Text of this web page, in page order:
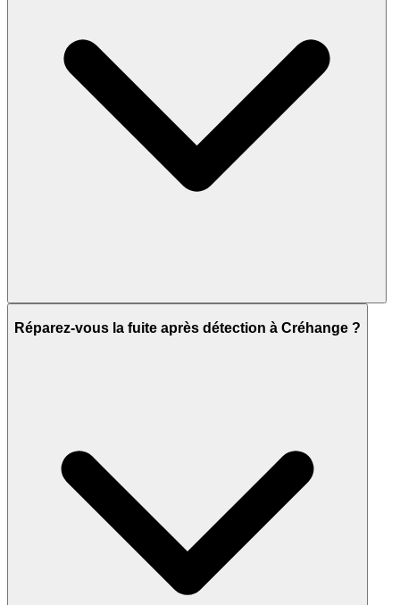
Réparez-vous la fuite après détection à Créhange ?